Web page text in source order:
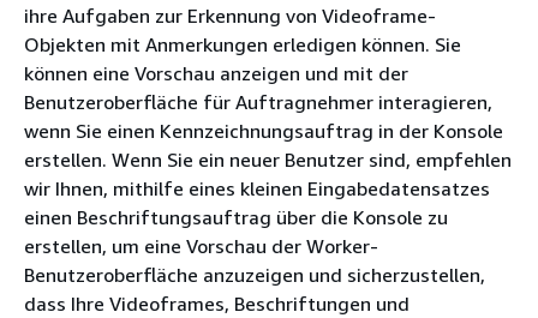
ihre Aufgaben zur Erkennung von Videoframe-
Objekten mit Anmerkungen erledigen können. Sie
können eine Vorschau anzeigen und mit der
Benutzeroberfläche für Auftragnehmer interagieren,
wenn Sie einen Kennzeichnungsauftrag in der Konsole
erstellen. Wenn Sie ein neuer Benutzer sind, empfehlen
wir Ihnen, mithilfe eines kleinen Eingabedatensatzes
einen Beschriftungsauftrag über die Konsole zu
erstellen, um eine Vorschau der Worker-
Benutzeroberfläche anzuzeigen und sicherzustellen,
dass Ihre Videoframes, Beschriftungen und